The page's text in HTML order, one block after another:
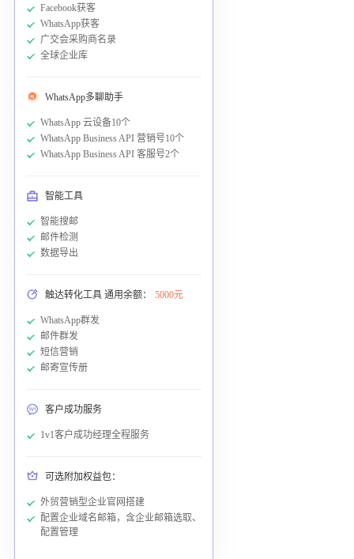
Facebook获客
WhatsApp获客
广交会采购商名录
全球企业库
WhatsApp多聊助手
WhatsApp 云设备10个
WhatsApp Business API 营销号10个
WhatsApp Business API 客服号2个
智能工具
智能搜邮
邮件检测
数据导出
触达转化工具 通用余额： 5000元
WhatsApp群发
邮件群发
短信营销
邮寄宣传册
客户成功服务
1v1客户成功经理全程服务
可选附加权益包：
外贸营销型企业官网搭建
配置企业域名邮箱，含企业邮箱选取、
配置管理